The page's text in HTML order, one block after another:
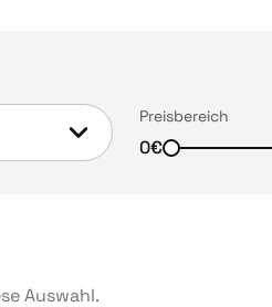
Preisbereich
0€
Auswahl.